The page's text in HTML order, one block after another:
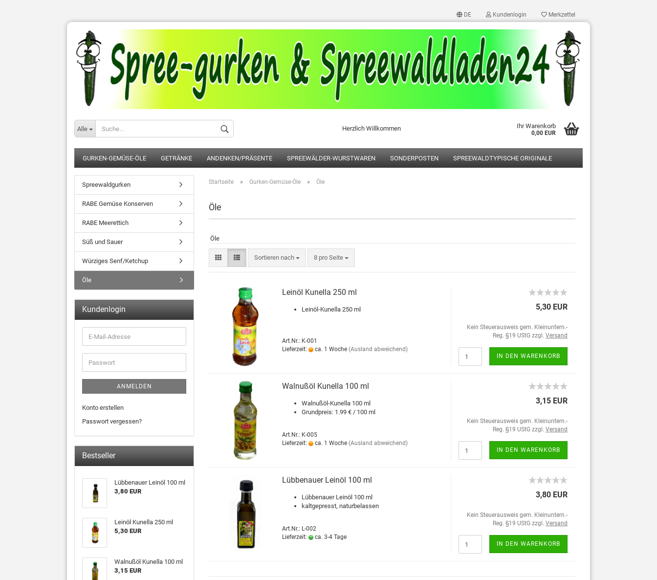
DE Kundenlogin
Konto erstellen
Merkzettel
Alle Herzlich Willkommen Ihr Warenkorb
0,00 EUR
GURKEN-GEMÜSE-ÖLE GETRÄNKE ANDENKEN/PRÄSENTE SPREEWÄLDER-WURSTWAREN SONDERPOSTEN SPREEWALDTYPISCHE ORIGINALE
Startseite » Gurken-Gemüse-Öle » Öle
Öle
Öle
Sortieren nach 8 pro Seite
Leinöl Kunella 250 ml
Leinöl-Kunella 250 ml
Art.Nr.: K-001
Lieferzeit:
ca. 1 Woche (Ausland abweichend)
5,30 EUR
Kein Steuerausweis gem. Kleinuntern.-
Reg. §19 UStG zzgl. Versand
IN DEN WARENKORB
Walnußöl Kunella 100 ml
Walnußöl-Kunella 100 ml
Grundpreis: 1.99 € / 100 ml
Art.Nr.: K-005
Lieferzeit:
ca. 1 Woche (Ausland abweichend)
3,15 EUR
Kein Steuerausweis gem. Kleinuntern.-
Reg. §19 UStG zzgl. Versand
IN DEN WARENKORB
Lübbenauer Leinöl 100 ml
Lübbenauer Leinöl 100 ml
kaltgepresst, naturbelassen
Art.Nr.: L-002
Lieferzeit:
ca. 3-4 Tage
3,80 EUR
Kein Steuerausweis gem. Kleinuntern.-
Reg. §19 UStG zzgl. Versand
IN DEN WARENKORB
Spreewaldgurken
RABE Gemüse Konserven
RABE Meerettich
Süß und Sauer
Würziges Senf/Ketchup
Öle
Kundenlogin
ANMELDEN
Konto erstellen
Passwort vergessen?
Bestseller
Lübbenauer Leinöl 100 ml
3,80 EUR
Leinöl Kunella 250 ml
5,30 EUR
Walnußöl Kunella 100 ml
3,15 EUR